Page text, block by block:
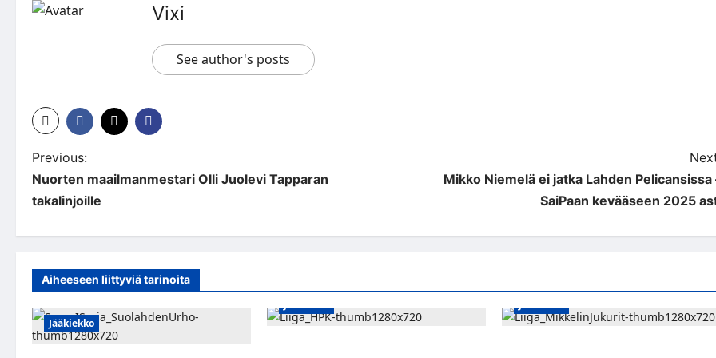
Vixi
See author's posts
P
o
n
a
v
Previous:
Nuorten maailmanmestari Olli Juolevi Tapparan
takalinjoille
Mikko Niemelä ei jatka Lahden Pelicansissa
SaiPaan kevääseen 2025
Aiheeseen liittyviä tarinoita
Jääkiekko
Jääkiekko Jääkiekko